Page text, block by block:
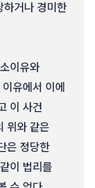
하거나 경미한
이유와
유에서 이에
이 사건
위와 같은
은 정당한
이 법리를